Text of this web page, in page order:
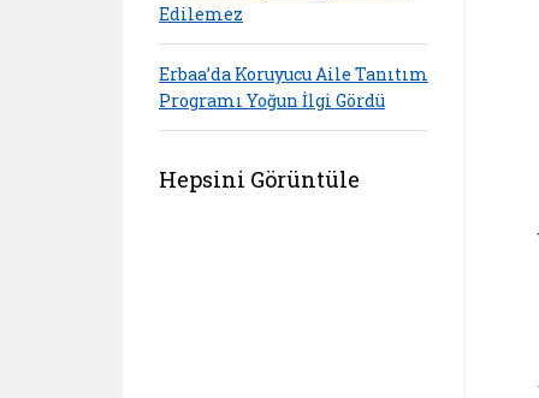
Edilemez
Erbaa’da Koruyucu Aile Tanıtım
Programı Yoğun İlgi Gördü
Hepsini Görüntüle